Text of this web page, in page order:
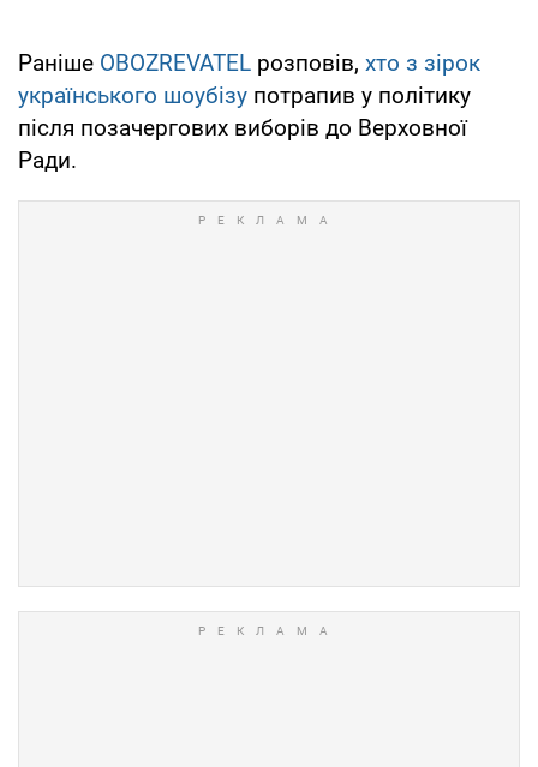
Раніше OBOZREVATEL розповів, хто з зірок
українського шоубізу потрапив у політику
після позачергових виборів до Верховної
Ради.